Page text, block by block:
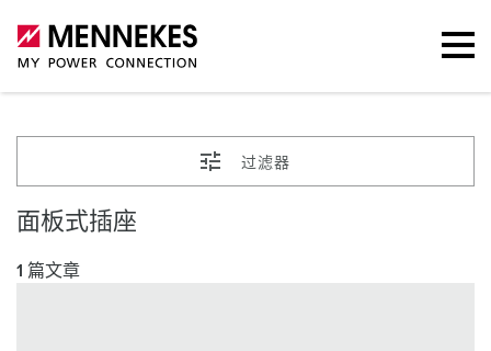
过滤器
面板式插座
1 篇文章